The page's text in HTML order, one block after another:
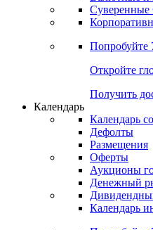
Получить
Деривативы
Валютные и
Попробуйте
Откройте
Получить
Календарь
Календарь
Дефолты
Размещения
Оферты